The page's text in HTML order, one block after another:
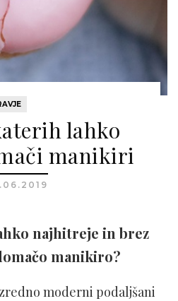
lahko
manikiri
najhitreje in brez
manikiro?
moderni podaljšani